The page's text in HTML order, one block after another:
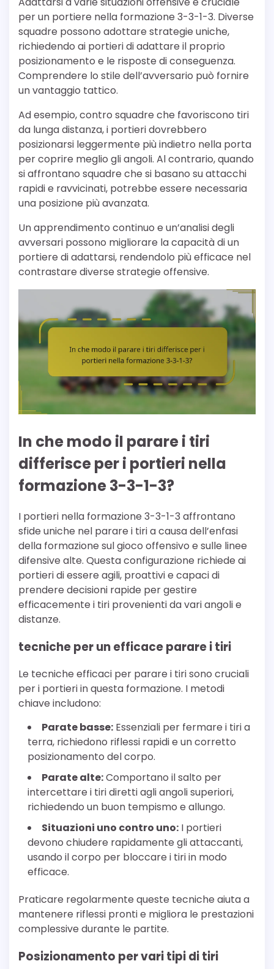
per un portiere nella formazione 3-3-1-3. Diverse
squadre possono adottare strategie uniche,
richiedendo ai portieri di adattare il proprio
posizionamento e le risposte di conseguenza.
Comprendere lo stile dell’avversario può fornire
un vantaggio tattico.
Ad esempio, contro squadre che favoriscono tiri
da lunga distanza, i portieri dovrebbero
posizionarsi leggermente più indietro nella porta
per coprire meglio gli angoli. Al contrario, quando
si affrontano squadre che si basano su attacchi
rapidi e ravvicinati, potrebbe essere necessaria
una posizione più avanzata.
Un apprendimento continuo e un’analisi degli
avversari possono migliorare la capacità di un
portiere di adattarsi, rendendolo più efficace nel
contrastare diverse strategie offensive.
In che modo il parare i tiri
differisce per i portieri nella
formazione 3-3-1-3?
I portieri nella formazione 3-3-1-3 affrontano
sfide uniche nel parare i tiri a causa dell’enfasi
della formazione sul gioco offensivo e sulle linee
difensive alte. Questa configurazione richiede ai
portieri di essere agili, proattivi e capaci di
prendere decisioni rapide per gestire
efficacemente i tiri provenienti da vari angoli e
distanze.
tecniche per un efficace parare i tiri
Le tecniche efficaci per parare i tiri sono cruciali
per i portieri in questa formazione. I metodi
chiave includono:
Parate basse: Essenziali per fermare i tiri a
terra, richiedono riflessi rapidi e un corretto
posizionamento del corpo.
Parate alte:Comportano il salto per
intercettare i tiri diretti agli angoli superiori,
richiedendo un buon tempismo e allungo.
Situazioni uno contro uno: I portieri
devono chiudere rapidamente gli attaccanti,
usando il corpo per bloccare i tiri in modo
efficace.
Praticare regolarmente queste tecniche aiuta a
mantenere riflessi pronti e migliora le prestazioni
complessive durante le partite.
Posizionamento per vari tipi di tiri